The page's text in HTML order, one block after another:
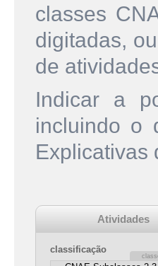
classes
digitadas,
de
Indicar a
incluindo o
Explicativas
Atividades
classificação